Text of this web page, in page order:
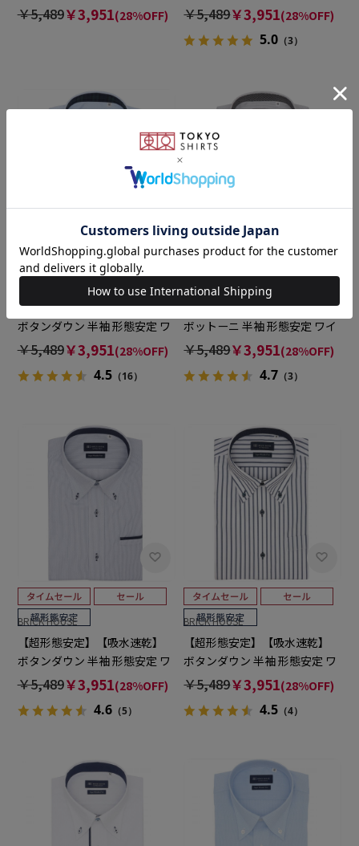
イシャツ
￥5,489￥3,951(28%OFF)
イシャツ
￥5,489￥3,951(28%OFF)
5.0 （3）
【超形態安定】【吸水速乾】
ボタンダウン 半袖 形態安定 ワ
イシャツ
￥5,489￥3,951(28%OFF)
4.5（16）
BRICK HOUSE
【超形態安定】【吸水速乾】
ボットーニ 半袖 形態安定 ワイ
シャツ
￥5,489￥3,951(28%OFF)
4.7 （3）
BRICK HOUSE
【超形態安定】【吸水速乾】
ボタンダウン 半袖 形態安定 ワ
イシャツ
￥5,489￥3,951(28%OFF)
4.6（5）
BRICK HOUSE
【超形態安定】【吸水速乾】
ボタンダウン 半袖 形態安定 ワ
イシャツ
￥5,489￥3,951(28%OFF)
4.5 （4）